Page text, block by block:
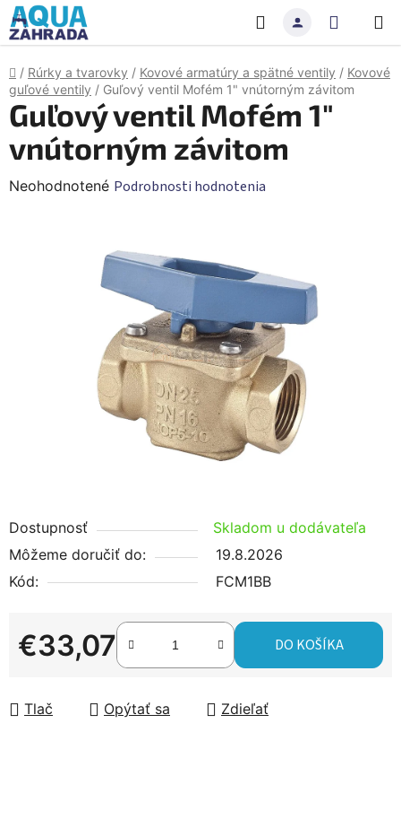
Prejsť
na
obsah
Hľadať
KOŠÍK
Domov
/ Rúrky a tvarovky / Kovové armatúry a spätné ventily / Kovové
guľové ventily / Guľový ventil Mofém 1" vnútorným závitom
Dostupnosť
Skladom u dodávateľa
Môžeme doručiť do:
19.8.2026
Kód:
FCM1BB
€33,07
Jednotková cena:
DO KOŠÍKA
Tlač Opýtať sa Zdieľať
Guľový ventil Mofém 1"
vnútorným závitom
Priemerné
Neohodnotené Podrobnosti hodnotenia